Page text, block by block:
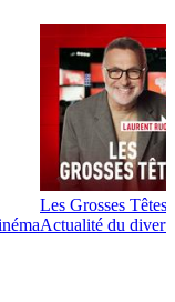
Les Grosses Têtes
Actualité du